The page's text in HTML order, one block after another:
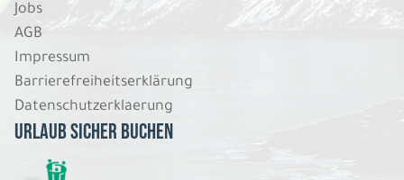
Bahnrundreise
Belegung: 2
Jobs
AGB
Impressum
Barrierefreiheitserklärung
Datenschutzerklaerung
Urlaub sicher buchen